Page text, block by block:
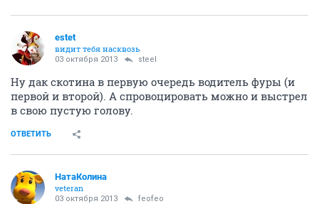
estet
видит тебя насквозь
03 октября 2013 steel
Ну дак скотина в первую очередь водитель фуры (и
первой и второй). А спровоцировать можно и выстрел
в свою пустую голову.
ОТВЕТИТЬ
НатаКолина
veteran
03 октября 2013 feofeo